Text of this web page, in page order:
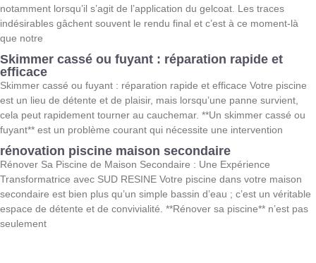
notamment lorsqu’il s’agit de l’application du gelcoat. Les traces
indésirables gâchent souvent le rendu final et c’est à ce moment-là
que notre
Skimmer cassé ou fuyant : réparation rapide et
efficace
Skimmer cassé ou fuyant : réparation rapide et efficace Votre piscine
est un lieu de détente et de plaisir, mais lorsqu’une panne survient,
cela peut rapidement tourner au cauchemar. **Un skimmer cassé ou
fuyant** est un problème courant qui nécessite une intervention
rénovation piscine maison secondaire
Rénover Sa Piscine de Maison Secondaire : Une Expérience
Transformatrice avec SUD RESINE Votre piscine dans votre maison
secondaire est bien plus qu’un simple bassin d’eau ; c’est un véritable
espace de détente et de convivialité. **Rénover sa piscine** n’est pas
seulement